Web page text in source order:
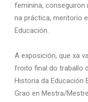
feminina, conseguiron
na práctica, meritorio
Educación.
A exposición, que xa
froito final do traballo
Historia da Educación
Grao en Mestra/